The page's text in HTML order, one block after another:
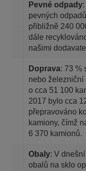
Pevné odpady
pevných
přibližně 240
dále
našimi
Doprava: 73 %
nebo železniční
o cca 51 100
2017 bylo cca
přepravováno
kamiony, čímž
6 370 kamionů.
Obaly: V
obalů na sklo